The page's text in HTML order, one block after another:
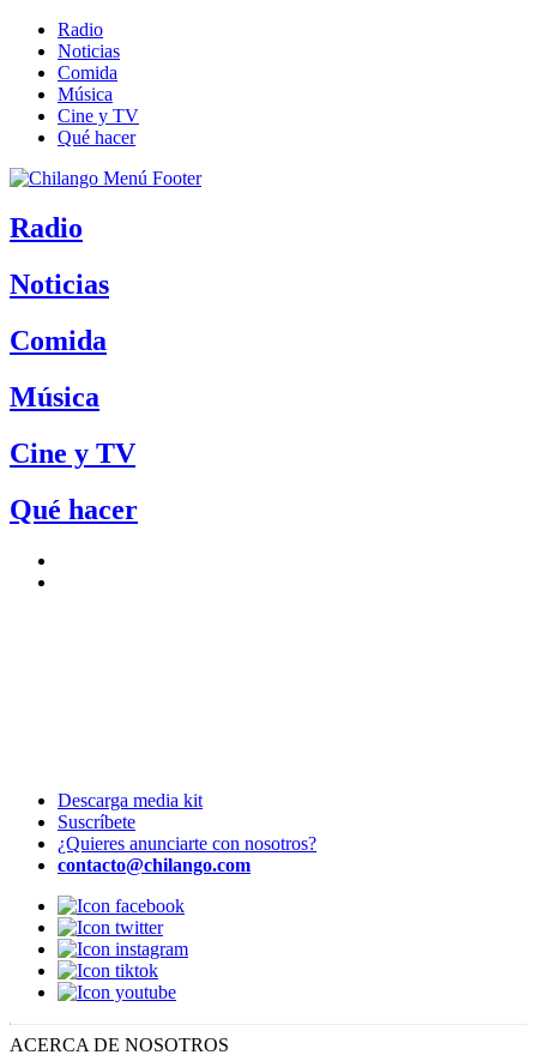
Radio
Noticias
Comida
Música
Cine y TV
Qué hacer
Radio
Noticias
Comida
Música
Cine y TV
Qué hacer
Descarga media kit
Suscríbete
¿Quieres anunciarte con nosotros?
contacto@chilango.com
ACERCA DE NOSOTROS